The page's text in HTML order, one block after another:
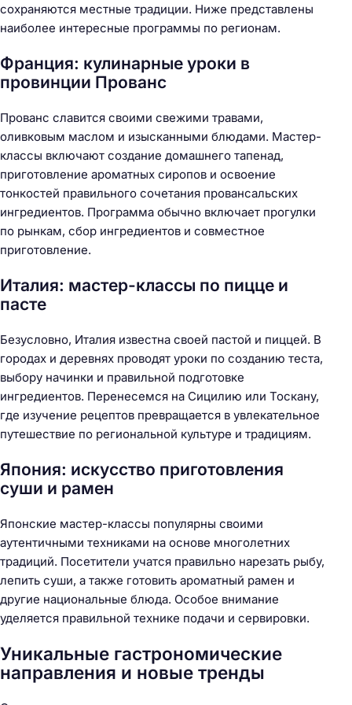
сохраняются местные традиции. Ниже представлены
наиболее интересные программы по регионам.
Франция: кулинарные уроки в
провинции Прованс
Прованс славится своими свежими травами,
оливковым маслом и изысканными блюдами. Мастер-
классы включают создание домашнего тапенад,
приготовление ароматных сиропов и освоение
тонкостей правильного сочетания провансальских
ингредиентов. Программа обычно включает прогулки
по рынкам, сбор ингредиентов и совместное
приготовление.
Италия: мастер-классы по пицце и
пасте
Безусловно, Италия известна своей пастой и пиццей. В
городах и деревнях проводят уроки по созданию теста,
выбору начинки и правильной подготовке
ингредиентов. Перенесемся на Сицилию или Тоскану,
где изучение рецептов превращается в увлекательное
путешествие по региональной культуре и традициям.
Япония: искусство приготовления
суши и рамен
Японские мастер-классы популярны своими
аутентичными техниками на основе многолетних
традиций. Посетители учатся правильно нарезать рыбу,
лепить суши, а также готовить ароматный рамен и
другие национальные блюда. Особое внимание
уделяется правильной технике подачи и сервировки.
Уникальные гастрономические
направления и новые тренды